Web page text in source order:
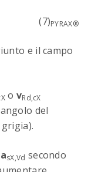
(7)PYRAX®
e il campo
o vRd,cX
del
grigia).
asX,Vd secondo